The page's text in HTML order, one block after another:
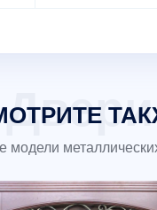
модели